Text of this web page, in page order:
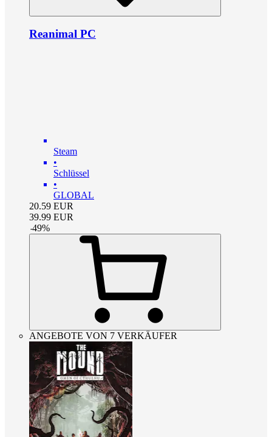
Reanimal PC
Steam
•
Schlüssel
•
GLOBAL
20.59 EUR
39.99 EUR
-49%
ANGEBOTE VON 7 VERKÄUFER